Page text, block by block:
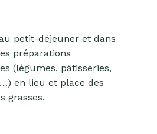
petit-déjeuner et dans
préparations
(légumes, pâtisseries,
en lieu et place des
grasses.